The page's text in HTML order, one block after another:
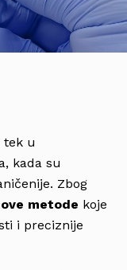
tek u
kada su
Zbog
metode koje
i preciznije